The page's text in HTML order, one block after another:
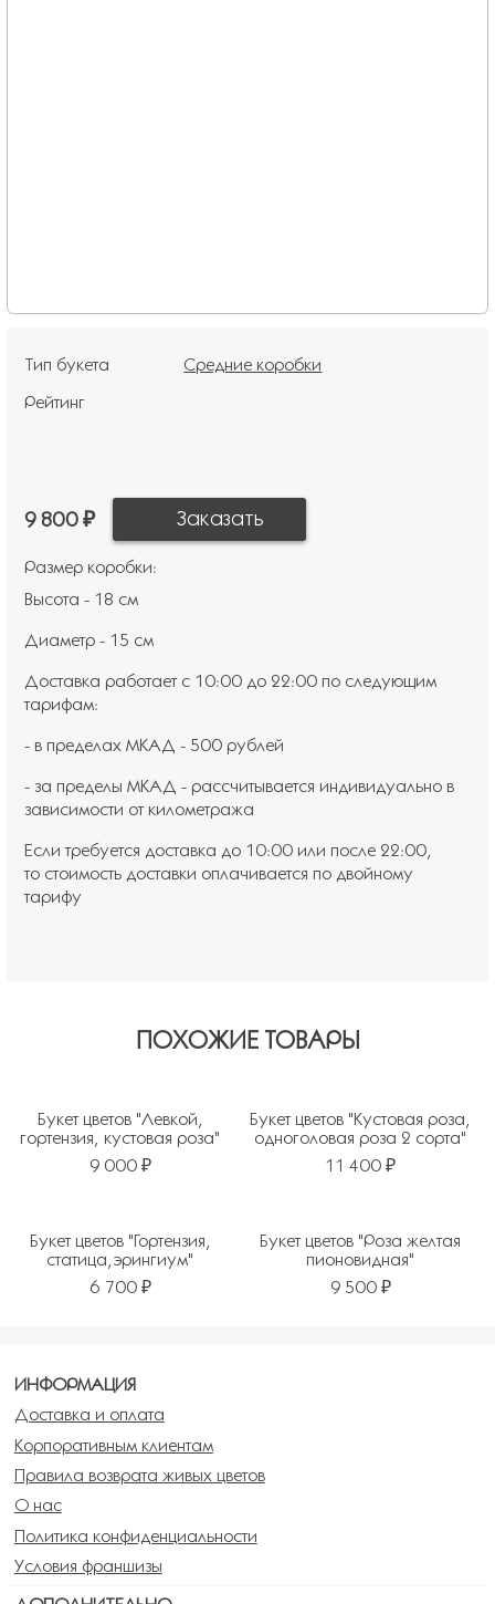
Тип букета
Средние коробки
Рейтинг
9 800 ₽
Размер коробки:
Высота - 18 см
Диаметр - 15 см
Доставка работает с 10:00 до 22:00 по следующим
тарифам:
- в пределах МКАД - 500 рублей
- за пределы МКАД - рассчитывается индивидуально в
зависимости от километража
Если требуется доставка до 10:00 или после 22:00,
то стоимость доставки оплачивается по двойному
тарифу
ПОХОЖИЕ ТОВАРЫ
Букет цветов "Левкой,
гортензия, кустовая роза"
9 000 ₽
Букет цветов "Кустовая роза,
одноголовая роза 2 сорта"
11 400 ₽
Букет цветов "Гортензия,
статица,эрингиум"
6 700 ₽
Букет цветов "Роза желтая
пионовидная"
9 500 ₽
ИНФОРМАЦИЯ
Доставка и оплата
Корпоративным клиентам
Правила возврата живых цветов
О нас
Политика конфиденциальности
Условия франшизы